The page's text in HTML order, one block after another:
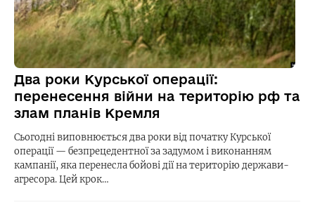
Два роки Курської операції:
перенесення війни на територію рф та
злам планів Кремля
Сьогодні виповнюється два роки від початку Курської
операції — безпрецедентної за задумом і виконанням
кампанії, яка перенесла бойові дії на територію держави-
агресора. Цей крок…